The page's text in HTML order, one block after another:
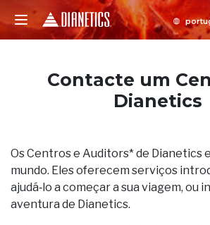
Contacte um
Dianetics
Os Centros e Auditors* de Dianetics
mundo. Eles oferecem serviços
ajudá‑lo a começar a sua viagem, ou
aventura de Dianetics.